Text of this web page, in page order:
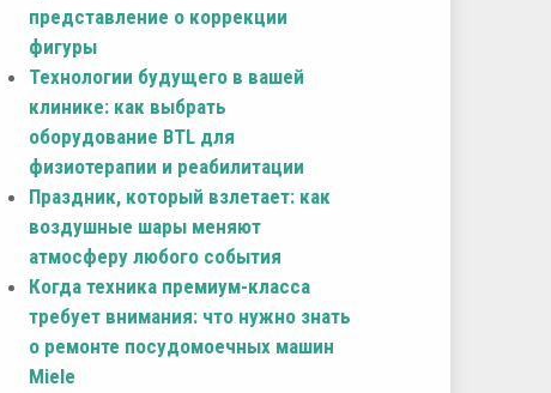
представление о коррекции
фигуры
Технологии будущего в вашей
клинике: как выбрать
оборудование BTL для
физиотерапии и реабилитации
Праздник, который взлетает: как
воздушные шары меняют
атмосферу любого события
Когда техника премиум-класса
требует внимания: что нужно знать
о ремонте посудомоечных машин
Miele